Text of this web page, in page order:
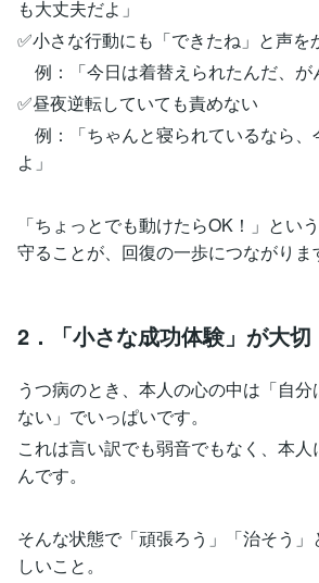
も大丈夫だよ」
✅小さな行動にも「できたね」と声を
例：「今日は着替えられたんだ、が
✅昼夜逆転していても責めない
例：「ちゃんと寝られているなら、
よ」
「ちょっとでも動けたらOK！」とい
守ることが、回復の一歩につながりま
2．「小さな成功体験」が大切
うつ病のとき、本人の心の中は「自
ない」でいっぱいです。
これは言い訳でも弱音でもなく、本人
んです。
そんな状態で「頑張ろう」「治そう
しいこと。